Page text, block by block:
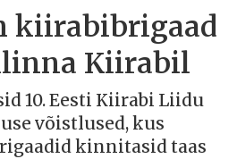
kiirabibrigaad
Kiirabil
10. Eesti Kiirabi Liidu
võistlused, kus
kinnitasid taas